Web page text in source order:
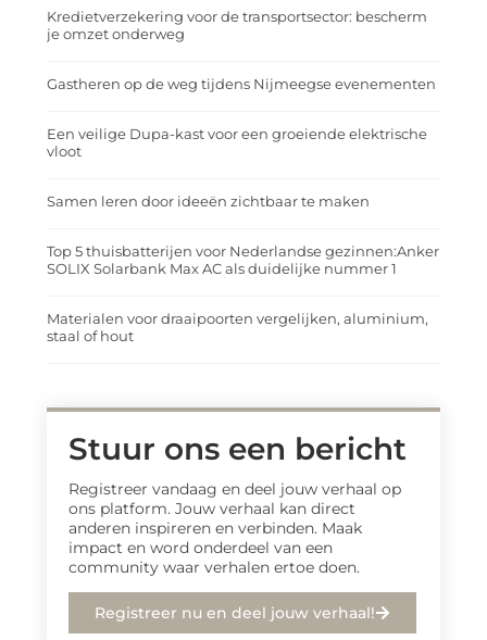
Kredietverzekering voor de transportsector: bescherm
je omzet onderweg
Gastheren op de weg tijdens Nijmeegse evenementen
Een veilige Dupa-kast voor een groeiende elektrische
vloot
Samen leren door ideeën zichtbaar te maken
Top 5 thuisbatterijen voor Nederlandse gezinnen:Anker
SOLIX Solarbank Max AC als duidelijke nummer 1
Materialen voor draaipoorten vergelijken, aluminium,
staal of hout
Stuur ons een bericht
Registreer vandaag en deel jouw verhaal op
ons platform. Jouw verhaal kan direct
anderen inspireren en verbinden. Maak
impact en word onderdeel van een
community waar verhalen ertoe doen.
Registreer nu en deel jouw verhaal!